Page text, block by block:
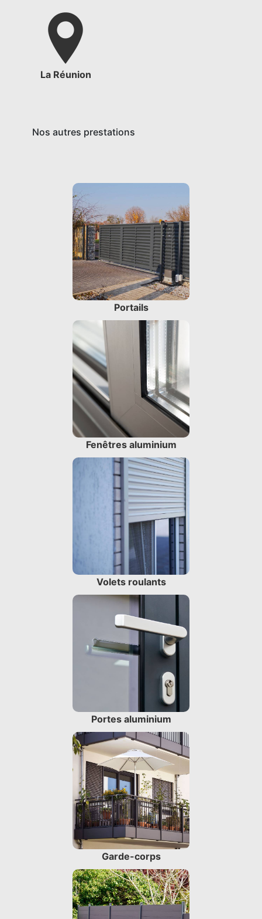
La Réunion
Nos autres prestations
Portails
Fenêtres aluminium
Volets roulants
Portes aluminium
Garde-corps